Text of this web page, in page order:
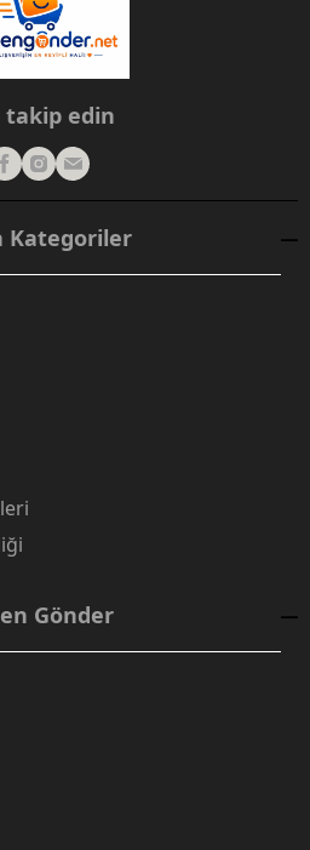
takip edin
Kategoriler
Gönder